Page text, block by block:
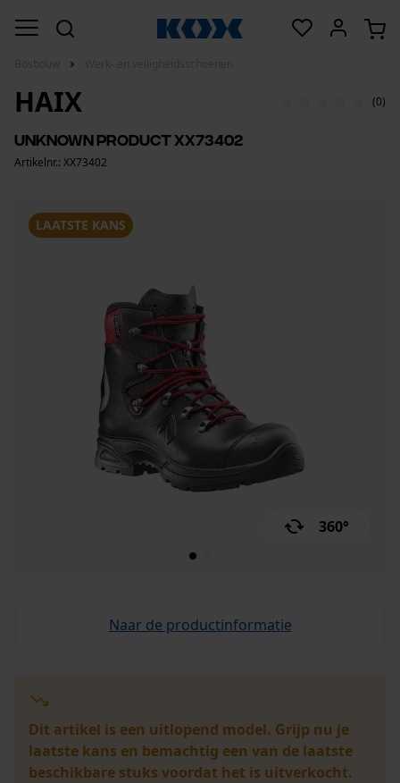
LAATSTE KANS
360°
HAIX (0)
UNKNOWN product XX73402
Artikelnr.: XX73402
Naar de productinformatie
Dit artikel is een uitlopend model. Grijp nu je
laatste kans en bemachtig een van de laatste
beschikbare stuks voordat het is uitverkocht.